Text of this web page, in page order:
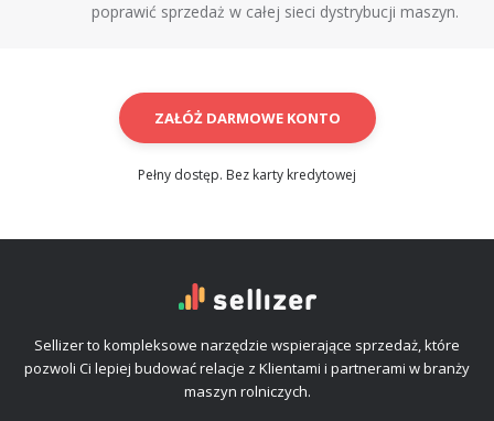
poprawić sprzedaż w całej sieci dystrybucji maszyn.
ZAŁÓŻ DARMOWE KONTO
Pełny dostęp. Bez karty kredytowej
Sellizer to kompleksowe narzędzie wspierające sprzedaż, które
pozwoli Ci lepiej budować relacje z Klientami i partnerami w branży
maszyn rolniczych.